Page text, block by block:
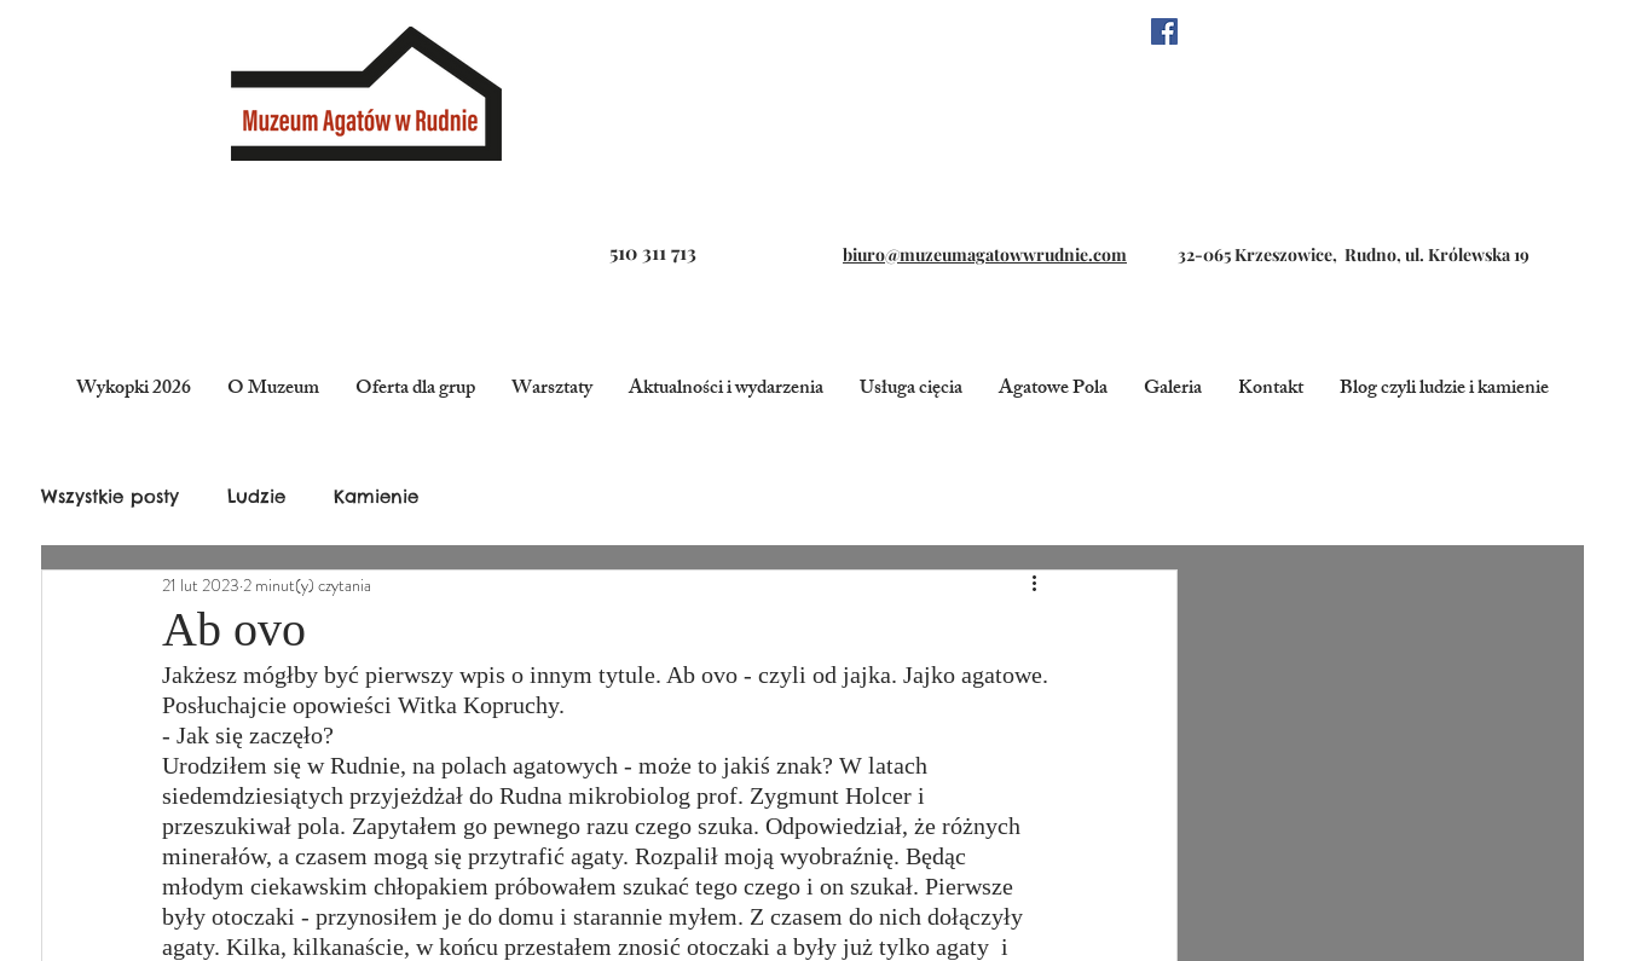
510 311 713 biuro@muzeumagatowwrudnie.com 32-065 Krzeszowice, Rudno, ul. Królewska 19
Wykopki 2026 O Muzeum Oferta dla grup Warsztaty Aktualności i wydarzenia Usługa cięcia Agatowe Pola Galeria Kontakt Blog czyli ludzie i kamienie
Wszystkie posty Ludzie Kamienie
Ab ovo
21 lut 2023 2 minut(y) czytania
Jakżesz mógłby być pierwszy wpis o innym tytule. Ab ovo - czyli od jajka. Jajko agatowe.
Posłuchajcie opowieści Witka Kopruchy.
- Jak się zaczęło?
Urodziłem się w Rudnie, na polach agatowych - może to jakiś znak? W latach
siedemdziesiątych przyjeżdżał do Rudna mikrobiolog prof. Zygmunt Holcer i
przeszukiwał pola. Zapytałem go pewnego razu czego szuka. Odpowiedział, że różnych
minerałów, a czasem mogą się przytrafić agaty. Rozpalił moją wyobraźnię. Będąc
młodym ciekawskim chłopakiem próbowałem szukać tego czego i on szukał. Pierwsze
były otoczaki - przynosiłem je do domu i starannie myłem. Z czasem do nich dołączyły
agaty. Kilka, kilkanaście, w końcu przestałem znosić otoczaki a były już tylko agaty  i